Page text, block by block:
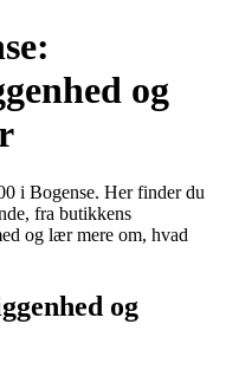
og
i Bogense. Her finder du
fra butikkens
og lær mere om, hvad
og